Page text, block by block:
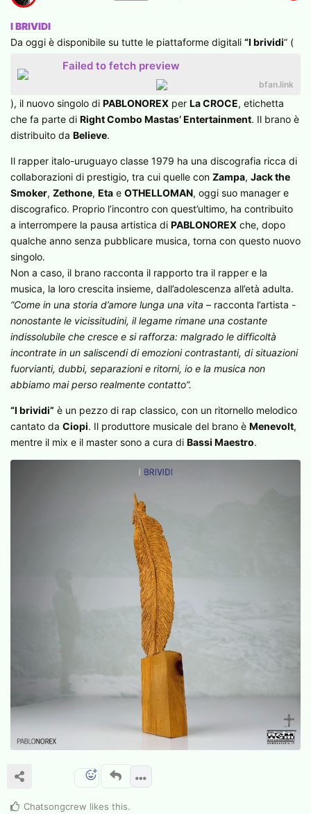
I BRIVIDI
Da oggi è disponibile su tutte le piattaforme digitali “I brividi” (
Failed to fetch preview
bfan.link
), il nuovo singolo di PABLONOREX per La CROCE, etichetta
che fa parte di Right Combo Mastas’ Entertainment. Il brano è
distribuito da Believe.
Il rapper italo-uruguayo classe 1979 ha una discografia ricca di
collaborazioni di prestigio, tra cui quelle con Zampa, Jack the
Smoker, Zethone, Eta e OTHELLOMAN, oggi suo manager e
discografico. Proprio l’incontro con quest’ultimo, ha contribuito
a interrompere la pausa artistica di PABLONOREX che, dopo
qualche anno senza pubblicare musica, torna con questo nuovo
singolo.
Non a caso, il brano racconta il rapporto tra il rapper e la
musica, la loro crescita insieme, dall’adolescenza all’età adulta.
“Come in una storia d’amore lunga una vita – racconta l’artista -
nonostante le vicissitudini, il legame rimane una costante
indissolubile che cresce e si rafforza: malgrado le difficoltà
incontrate in un saliscendi di emozioni contrastanti, di situazioni
fuorvianti, dubbi, separazioni e ritorni, io e la musica non
abbiamo mai perso realmente contatto”.
“I brividi” è un pezzo di rap classico, con un ritornello melodico
cantato da Ciopi. Il produttore musicale del brano è Menevolt,
mentre il mix e il master sono a cura di Bassi Maestro.
Chatsongcrew likes this.